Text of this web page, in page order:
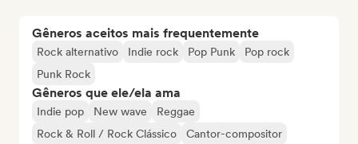
Gêneros aceitos mais frequentemente
Rock alternativo Indie rock Pop Punk
Pop rock
Punk Rock
Gêneros que ele/ela ama
Indie pop New wave
Reggae
Rock & Roll / Rock Clássico
Cantor-compositor